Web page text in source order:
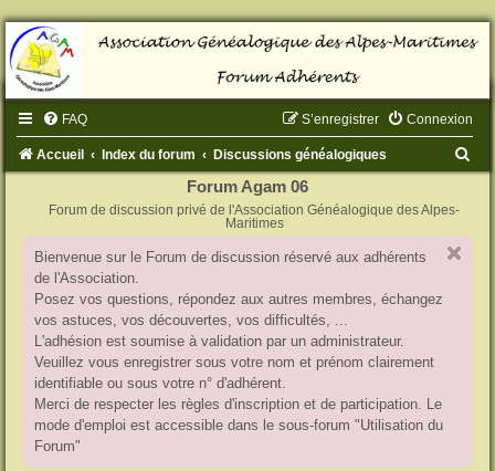
FAQ Connexion
S’enregistrer
Accueil Index du forum Discussions généalogiques
Forum Agam 06
Forum de discussion privé de l'Association Généalogique des Alpes-
Maritimes
Bienvenue sur le Forum de discussion réservé aux adhérents
de l'Association.
Posez vos questions, répondez aux autres membres, échangez
vos astuces, vos découvertes, vos difficultés, ...
L'adhésion est soumise à validation par un administrateur.
Veuillez vous enregistrer sous votre nom et prénom clairement
identifiable ou sous votre n° d'adhérent.
Merci de respecter les règles d'inscription et de participation. Le
mode d'emploi est accessible dans le sous-forum "Utilisation du
Forum"